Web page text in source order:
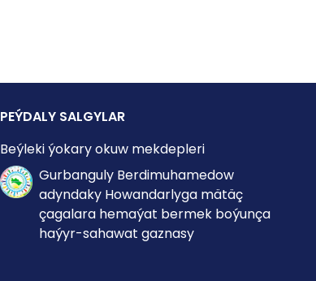
PEÝDALY SALGYLAR
Beýleki ýokary okuw mekdepleri
Gurbanguly Berdimuhamedow
adyndaky Howandarlyga mätäç
çagalara hemaýat bermek boýunça
haýyr-sahawat gaznasy